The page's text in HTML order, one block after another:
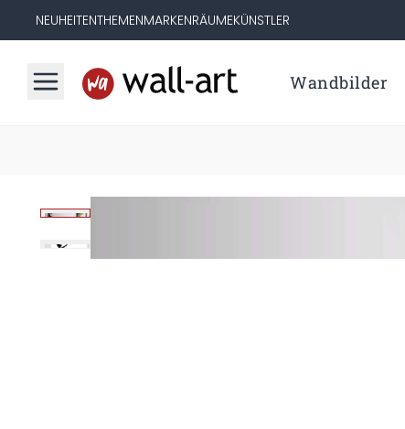
NEUHEITENTHEMENMARKENRÄUMEKÜNSTLER
Wandbilder